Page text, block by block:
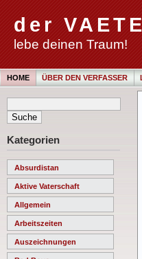
der
lebe deinen Traum!
HOME ÜBER DEN VERFASSER
Kategorien
Absurdistan
Aktive Vaterschaft
Allgemein
Arbeitszeiten
Auszeichnungen